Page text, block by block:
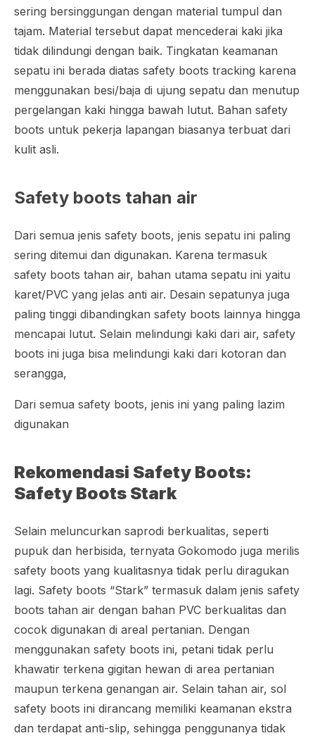
sering bersinggungan dengan material tumpul dan
tajam. Material tersebut dapat mencederai kaki jika
tidak dilindungi dengan baik. Tingkatan keamanan
sepatu ini berada diatas safety boots tracking karena
menggunakan besi/baja di ujung sepatu dan menutup
pergelangan kaki hingga bawah lutut. Bahan safety
boots untuk pekerja lapangan biasanya terbuat dari
kulit asli.
Safety boots tahan air
Dari semua jenis safety boots, jenis sepatu ini paling
sering ditemui dan digunakan. Karena termasuk
safety boots tahan air, bahan utama sepatu ini yaitu
karet/PVC yang jelas anti air. Desain sepatunya juga
paling tinggi dibandingkan safety boots lainnya hingga
mencapai lutut. Selain melindungi kaki dari air, safety
boots ini juga bisa melindungi kaki dari kotoran dan
serangga,
Dari semua safety boots, jenis ini yang paling lazim
digunakan
Rekomendasi Safety Boots:
Safety Boots Stark
Selain meluncurkan saprodi berkualitas, seperti
pupuk dan herbisida, ternyata Gokomodo juga merilis
safety boots yang kualitasnya tidak perlu diragukan
lagi. Safety boots “Stark” termasuk dalam jenis safety
boots tahan air dengan bahan PVC berkualitas dan
cocok digunakan di areal pertanian. Dengan
menggunakan safety boots ini, petani tidak perlu
khawatir terkena gigitan hewan di area pertanian
maupun terkena genangan air. Selain tahan air, sol
safety boots ini dirancang memiliki keamanan ekstra
dan terdapat anti-slip, sehingga penggunanya tidak